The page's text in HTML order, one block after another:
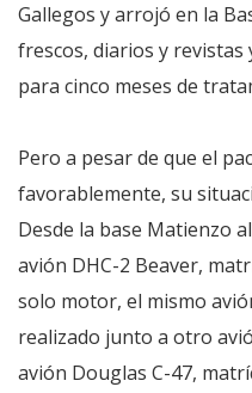
Gallegos y arrojó en la
frescos, diarios y
para cinco meses de
Pero a pesar de que el
favorablemente, su
Desde la base Matienzo
avión DHC-2 Beaver,
solo motor, el mismo
realizado junto a otro
avión Douglas C-47,